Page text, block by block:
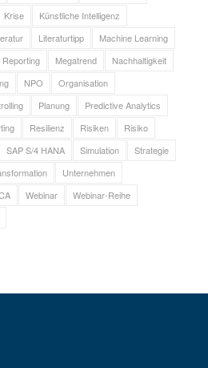
Krise
Künstliche Intelligenz
Literaturtipp
Machine Learning
Megatrend
Nachhaltigkeit
NPO
Organisation
Planung
Predictive Analytics
Resilienz Risiken
Risiko
SAP S/4 HANA Simulation
Strategie
Unternehmen
Webinar
Webinar-Reihe